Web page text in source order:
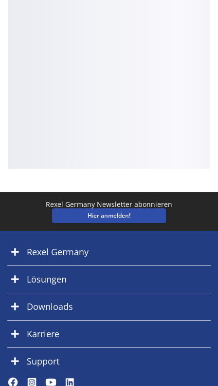
Rexel Germany Newsletter abonnieren
Hier anmelden!
Rexel Germany
Lösungen
Downloads
Karriere
Support